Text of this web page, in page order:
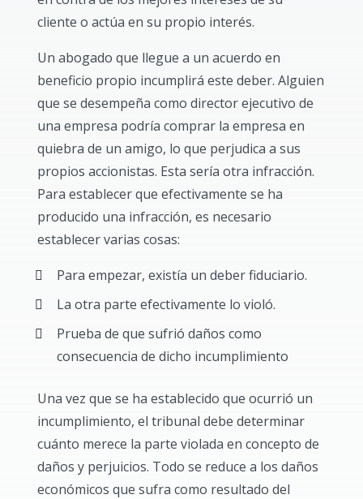
cliente o actúa en su propio interés.
Un abogado que llegue a un acuerdo en
beneficio propio incumplirá este deber. Alguien
que se desempeña como director ejecutivo de
una empresa podría comprar la empresa en
quiebra de un amigo, lo que perjudica a sus
propios accionistas. Esta sería otra infracción.
Para establecer que efectivamente se ha
producido una infracción, es necesario
establecer varias cosas:
Para empezar, existía un deber fiduciario.
La otra parte efectivamente lo violó.
Prueba de que sufrió daños como
consecuencia de dicho incumplimiento
Una vez que se ha establecido que ocurrió un
incumplimiento, el tribunal debe determinar
cuánto merece la parte violada en concepto de
daños y perjuicios. Todo se reduce a los daños
económicos que sufra como resultado del